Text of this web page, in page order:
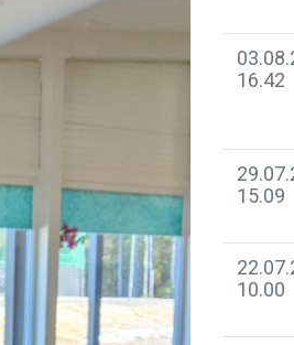
16.42
15.09
10.00